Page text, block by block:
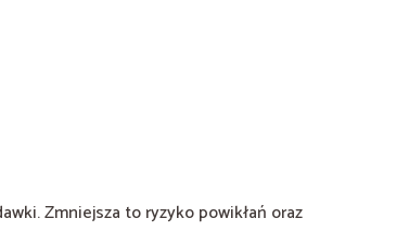
Zmniejsza to ryzyko powikłań oraz